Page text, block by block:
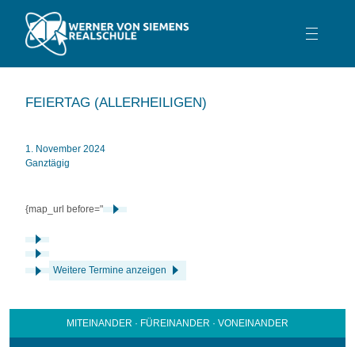
SCHULPROFIL
BERATUNG
FEIERTAG (ALLERHEILIGEN)
1. November 2024
Ganztägig
{map_url before="
Weitere Termine anzeigen
MITEINANDER · FÜREINANDER · VONEINANDER